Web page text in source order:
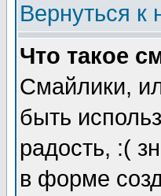
Вернуться к
Что такое
Смайлики,
быть
радость, :(
в форме